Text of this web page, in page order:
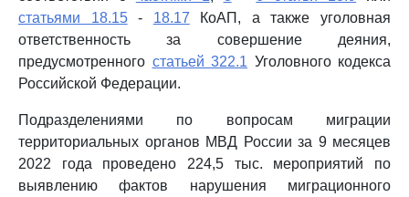
статьями 18.15- 18.17 КоАП, а также уголовная
ответственность за совершение деяния,
предусмотренного статьей 322.1 Уголовного кодекса
Российской Федерации.
Подразделениями по вопросам миграции
территориальных органов МВД России за 9 месяцев
2022 года проведено 224,5 тыс. мероприятий по
выявлению фактов нарушения миграционного